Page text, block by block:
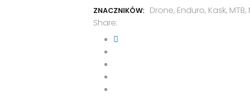
ZNACZNIKÓW: Drone, Enduro, Kask, MTB,
Share: